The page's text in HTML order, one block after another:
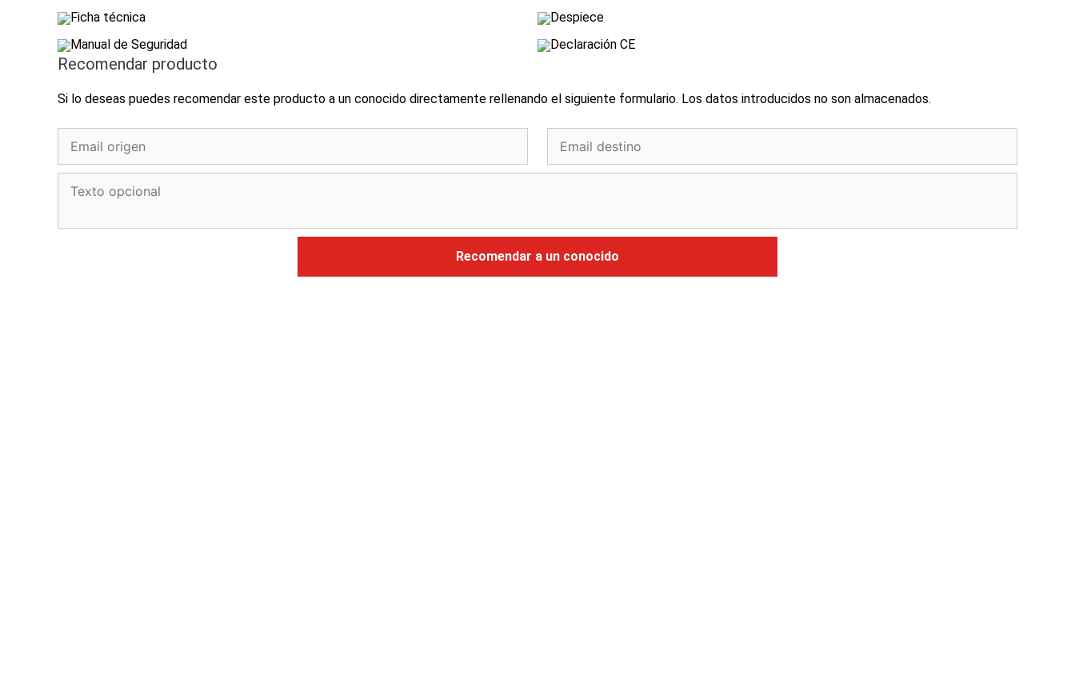
Ficha técnica
Despiece
Manual de Seguridad
Declaración CE
Recomendar producto
Si lo deseas puedes recomendar este producto a un conocido directamente rellenando el siguiente formulario. Los datos introducidos no son almacenados.
Recomendar a un conocido